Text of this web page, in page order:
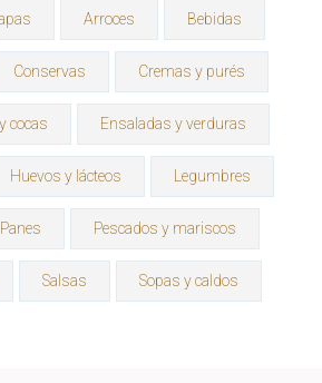
Arroces Bebidas
Conservas Cremas y purés
cocas Ensaladas y verduras
Huevos y lácteos Legumbres
Panes Pescados y mariscos
Salsas Sopas y caldos